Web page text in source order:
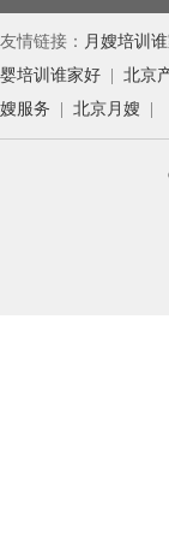
友情链接： 月嫂培训
婴培训谁家好
北京
嫂服务
北京月嫂